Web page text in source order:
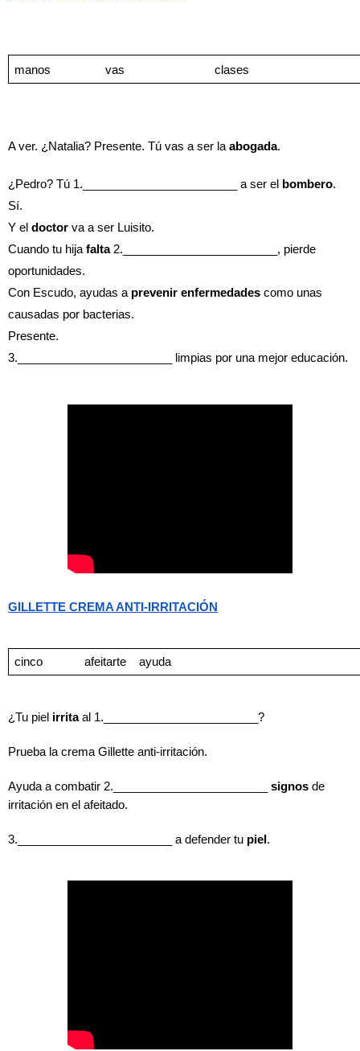
manos vas clases
A ver. ¿Natalia? Presente. Tú vas a ser la abogada.
¿Pedro? Tú 1.________________________ a ser el bombero.
Sí.
Y el doctor va a ser Luisito.
Cuando tu hija falta 2.________________________, pierde
oportunidades.
Con Escudo, ayudas a prevenir enfermedades como unas
causadas por bacterias.
Presente.
3.________________________ limpias por una mejor educación.
GILLETTE CREMA ANTI-IRRITACIÓN
cinco afeitarte ayuda
¿Tu piel irrita al 1.________________________?
Prueba la crema Gillette anti-irritación.
Ayuda a combatir 2.________________________ signos de
irritación en el afeitado.
3.________________________ a defender tu piel.